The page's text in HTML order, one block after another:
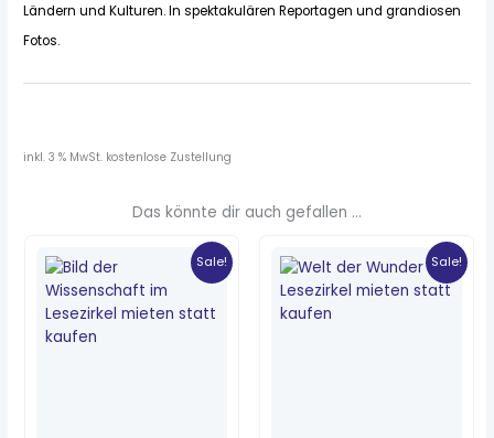
Ländern und Kulturen. In spektakulären Reportagen und grandiosen
Fotos.
inkl. 3 % MwSt. kostenlose Zustellung
Das könnte dir auch gefallen …
Sale!
Ursprünglicher
Aktueller
Preis
ist:
1,40 €.
Sale!
Ursprünglicher
war:
Aktueller
Preis
ist:
0,90 €.